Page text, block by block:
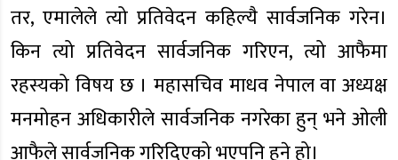
तर, एमालेले त्यो प्रतिवेदन कहिल्यै सार्वजनिक गरेन।
किन त्यो प्रतिवेदन सार्वजनिक गरिएन, त्यो आफैमा
रहस्यको विषय छ । महासचिव माधव नेपाल वा अध्यक्ष
मनमोहन अधिकारीले सार्वजनिक नगरेका हुन् भने ओली
आफैले सार्वजनिक गरिदिएको भएपनि हुने हो।